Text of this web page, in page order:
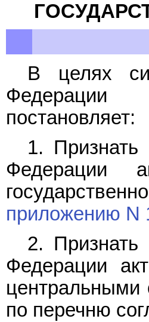
В целях
Федерации
постановляет:
1. Признать
Федерации
приложению N
2. Признать
Федерации
центральными
по перечню